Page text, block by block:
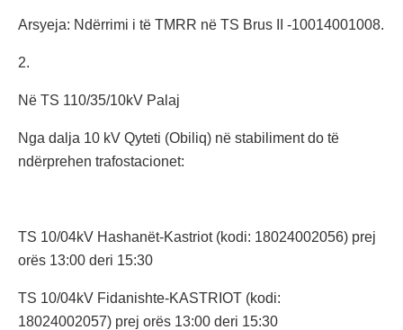
Arsyeja: Ndërrimi i të TMRR në TS Brus II -10014001008.
2.
Në TS 110/35/10kV Palaj
Nga dalja 10 kV Qyteti (Obiliq) në stabiliment do të
ndërprehen trafostacionet:
TS 10/04kV Hashanët-Kastriot (kodi: 18024002056) prej
orës 13:00 deri 15:30
TS 10/04kV Fidanishte-KASTRIOT (kodi:
18024002057) prej orës 13:00 deri 15:30